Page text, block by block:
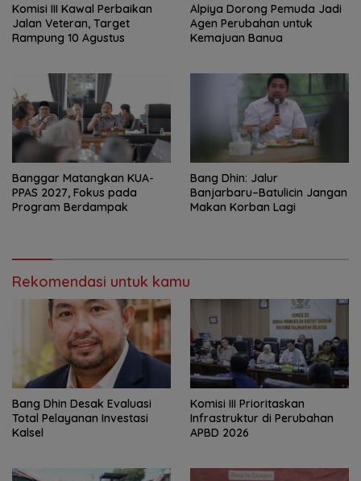
Komisi III Kawal Perbaikan
Jalan Veteran, Target
Rampung 10 Agustus
‎Alpiya Dorong Pemuda Jadi
Agen Perubahan untuk
Kemajuan Banua ‎
‎Banggar Matangkan KUA-
PPAS 2027, Fokus pada
Program Berdampak
Bang Dhin: Jalur
Banjarbaru–Batulicin Jangan
Makan Korban Lagi
Rekomendasi untuk kamu
‎Bang Dhin Desak Evaluasi
Total Pelayanan Investasi
Kalsel
‎Komisi III Prioritaskan
Infrastruktur di Perubahan
APBD 2026